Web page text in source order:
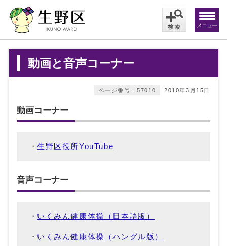
メニュー
動画と音声コーナー
2010年3月15日
ページ番号：57010
動画コーナー
生野区役所YouTube
音声コーナー
いくみん健康体操（日本語版）
いくみん健康体操（ハングル版）